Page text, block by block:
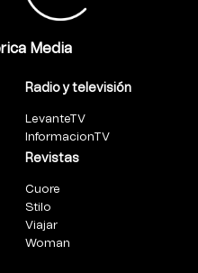
Media
Radio y televisión
LevanteTV
InformacionTV
Revistas
Cuore
Stilo
Viajar
Woman